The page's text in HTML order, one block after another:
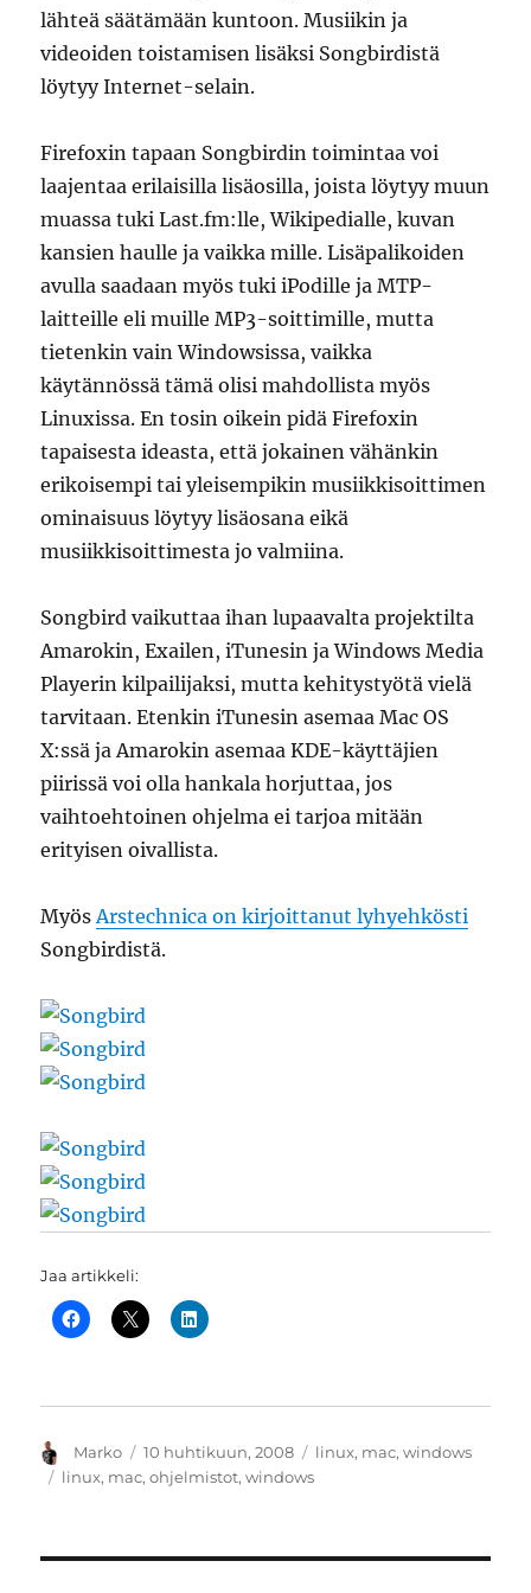
lähteä säätämään kuntoon. Musiikin ja
videoiden toistamisen lisäksi Songbirdistä
löytyy Internet-selain.
Firefoxin tapaan Songbirdin toimintaa voi
laajentaa erilaisilla lisäosilla, joista löytyy muun
muassa tuki Last.fm:lle, Wikipedialle, kuvan
kansien haulle ja vaikka mille. Lisäpalikoiden
avulla saadaan myös tuki iPodille ja MTP-
laitteille eli muille MP3-soittimille, mutta
tietenkin vain Windowsissa, vaikka
käytännössä tämä olisi mahdollista myös
Linuxissa. En tosin oikein pidä Firefoxin
tapaisesta ideasta, että jokainen vähänkin
erikoisempi tai yleisempikin musiikkisoittimen
ominaisuus löytyy lisäosana eikä
musiikkisoittimesta jo valmiina.
Songbird vaikuttaa ihan lupaavalta projektilta
Amarokin, Exailen, iTunesin ja Windows Media
Playerin kilpailijaksi, mutta kehitystyötä vielä
tarvitaan. Etenkin iTunesin asemaa Mac OS
X:ssä ja Amarokin asemaa KDE-käyttäjien
piirissä voi olla hankala horjuttaa, jos
vaihtoehtoinen ohjelma ei tarjoa mitään
erityisen oivallista.
MyösArstechnica on kirjoittanut lyhyehkösti
Songbirdistä.
Jaa artikkeli:
Kirjoittaja
Marko Julkaistu
10 huhtikuun, 2008 Kategoriat
linux, mac,windows
Avainsanat
linux, mac,ohjelmistot,windows